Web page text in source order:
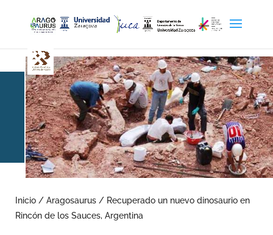
dinosaurio en Rincón de
los Sauces, Argentina
Inicio / Aragosaurus / Recuperado un nuevo dinosaurio en
Rincón de los Sauces, Argentina